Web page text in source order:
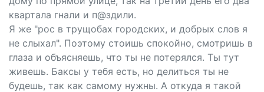
квартала гнали и п@здили.
Я же "рос в трущобах городских, и добрых слов я
не слыхал". Поэтому стоишь спокойно, смотришь в
глаза и объясняешь, что ты не потерялся. Ты тут
живешь. Баксы у тебя есть, но делиться ты не
будешь, так как самому нужны. А откуда я такой